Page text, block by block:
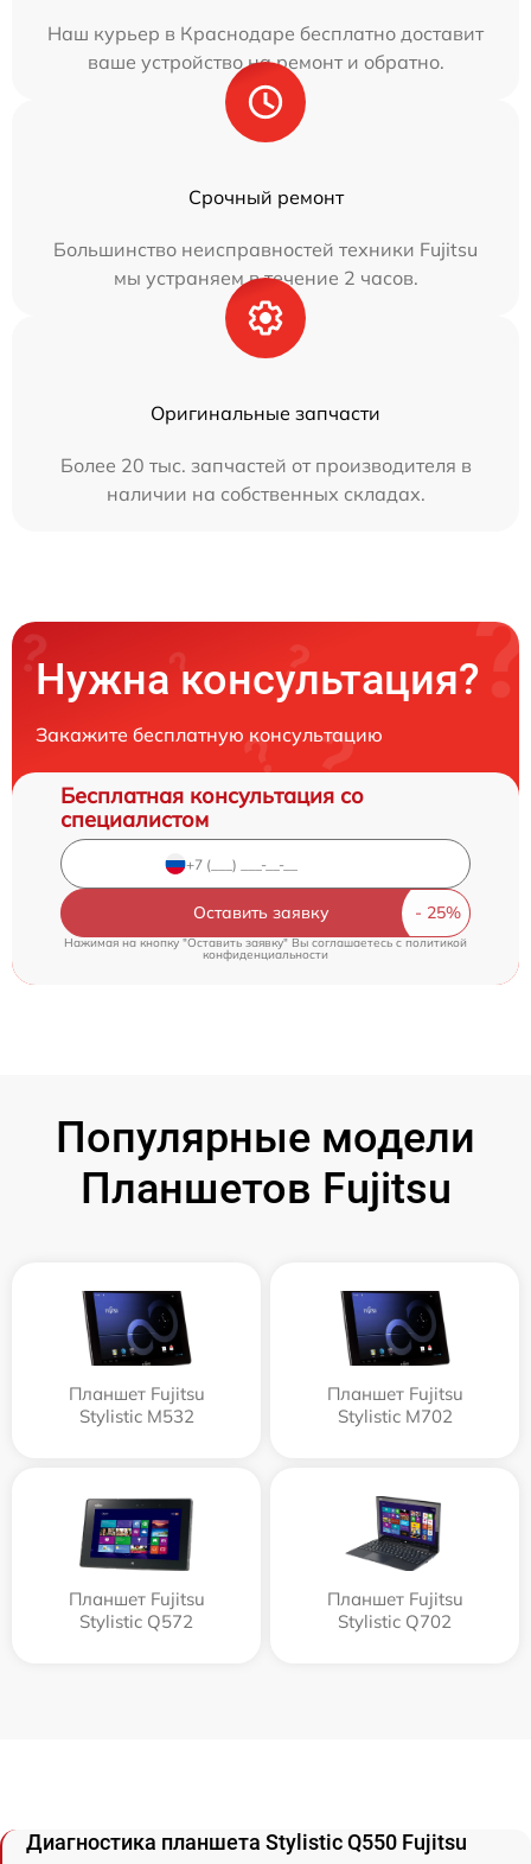
Наш курьер в Краснодаре бесплатно доставит
ваше устройство на ремонт и обратно.
Срочный ремонт
Большинство неисправностей техники Fujitsu
мы устраняем в течение 2 часов.
Оригинальные запчасти
Более 20 тыс. запчастей от производителя в
наличии на собственных складах.
Нужна консультация?
Закажите бесплатную консультацию
Бесплатная консультация со
специалистом
Оставить заявку
Нажимая на кнопку "Оставить заявку" Вы соглашаетесь c политикой
конфиденциальности
Популярные модели
Планшетов Fujitsu
Планшет Fujitsu
Stylistic M532
Планшет Fujitsu
Stylistic M702
Планшет Fujitsu
Stylistic Q572
Планшет Fujitsu
Stylistic Q702
Диагностика планшета Stylistic Q550 Fujitsu